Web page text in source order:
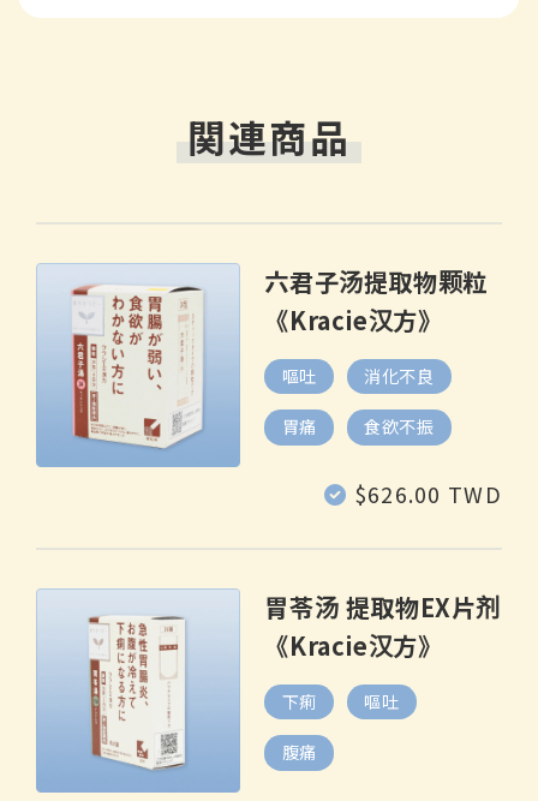
関連商品
六君子汤提取物颗粒
《Kracie汉方》
嘔吐 消化不良
胃痛 食欲不振
常 $626.00 TWD
胃苓汤 提取物EX片剂
《Kracie汉方》
下痢 嘔吐
腹痛